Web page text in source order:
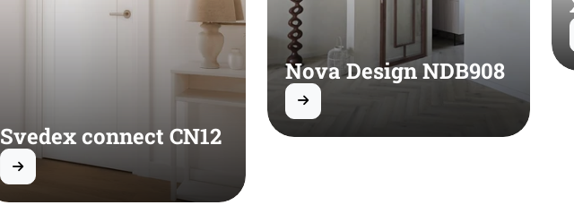
Svedex connect CN12
Nova Design NDB908